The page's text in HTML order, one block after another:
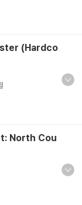
(Hardco
North Cou